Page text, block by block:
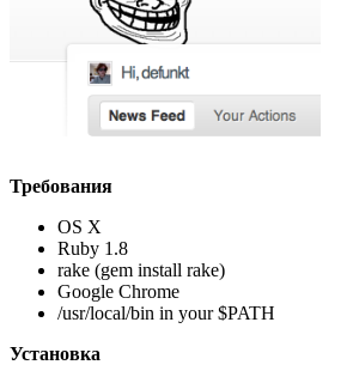
Требования
OS X
Ruby 1.8
rake (gem install rake)
Google Chrome
/usr/local/bin in your $PATH
Установка